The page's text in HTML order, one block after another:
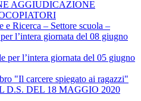
AGGIUDICAZIONE
e Ricerca – Settore scuola –
l’intera giornata del 08 giugno
per l’intera giornata del 05 giugno
"Il carcere spiegato ai ragazzi"
D.S. DEL 18 MAGGIO 2020